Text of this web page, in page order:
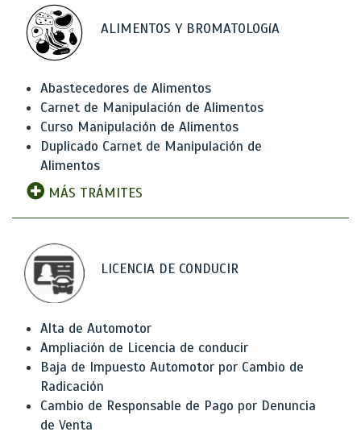
ALIMENTOS Y BROMATOLOGíA
Abastecedores de Alimentos
Carnet de Manipulación de Alimentos
Curso Manipulación de Alimentos
Duplicado Carnet de Manipulación de
Alimentos
MÁS TRÁMITES
LICENCIA DE CONDUCIR
Alta de Automotor
Ampliación de Licencia de conducir
Baja de Impuesto Automotor por Cambio de
Radicación
Cambio de Responsable de Pago por Denuncia
de Venta